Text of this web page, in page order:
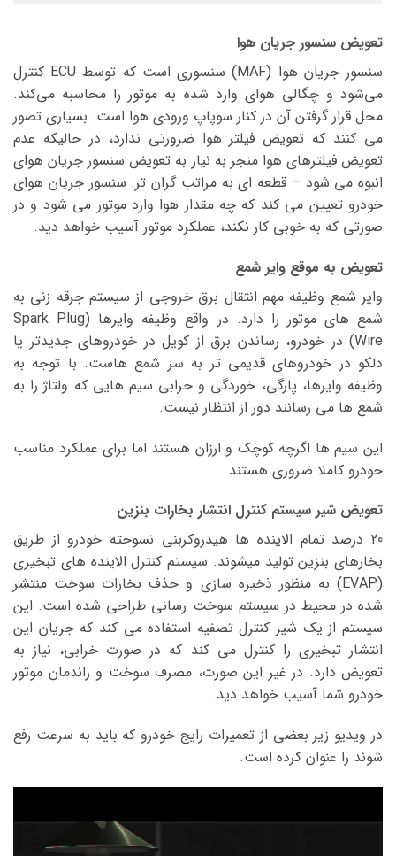
تعویض سنسور جریان هوا
سنسور جریان هوا (MAF) سنسوری است که توسط ECU کنترل
می‌شود و چگالی هوای وارد شده به موتور را محاسبه می‌کند.
محل قرار گرفتن آن در کنار سوپاپ ورودی هوا است. بسیاری تصور
می کنند که تعویض فیلتر هوا ضرورتی ندارد، در حالیکه عدم
تعویض فیلترهای هوا منجر به نیاز به تعویض سنسور جریان هوای
انبوه می شود – قطعه ای به مراتب گران تر. سنسور جریان هوای
خودرو تعیین می کند که چه مقدار هوا وارد موتور می شود و در
صورتی که به خوبی کار نکند، عملکرد موتور آسیب خواهد دید.
تعویض به موقع وایر شمع
وایر شمع وظیفه مهم انتقال برق خروجی از سیستم جرقه زنی به
شمع های موتور را دارد. در واقع وظیفه وایر‌ها (Spark Plug
Wire) در خودرو، رساندن برق از کویل ‌در خودرو‌های جدید‌تر‌‌ یا
دلکو ‌در خودرو‌های قدیمی ‌تر‌ به سر شمع ‌هاست. با توجه به
وظیفه وایرها، پارگی، خوردگی و خرابی سیم هایی که ولتاژ را به
شمع ها می رسانند دور از انتظار نیست.
این سیم ها اگرچه کوچک و ارزان هستند اما برای عملکرد مناسب
خودرو کاملا ضروری هستند.
تعویض شیر سیستم کنترل انتشار بخارات بنزین
20 درصد تمام الاینده ها هیدروکربنی نسوخته خودرو از طریق
بخارهای بنزین تولید میشوند. سیستم کنترل الاینده های تبخیری
(EVAP) به منظور ذخیره سازی و حذف بخارات سوخت منتشر
شده در محیط در سیستم سوخت رسانی طراحی شده است. این
سیستم از یک شیر کنترل تصفیه استفاده می کند که جریان این
انتشار تبخیری را کنترل می کند که در صورت خرابی، نیاز به
تعویض دارد. در غیر این صورت، مصرف سوخت و راندمان موتور
خودرو شما آسیب خواهد دید.
در ویدیو زیر بعضی از تعمیرات رایج خودرو که باید به سرعت رفع
شوند را عنوان کرده است.
ویدیو